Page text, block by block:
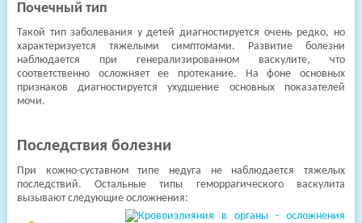
Почечный тип
Такой тип заболевания у детей диагностируется очень редко, но
характеризуется тяжелыми симптомами. Развитие болезни
наблюдается при генерализированном васкулите, что
соответственно осложняет ее протекание. На фоне основных
признаков диагностируется ухудшение основных показателей
мочи.
Последствия болезни
При кожно-суставном типе недуга не наблюдается тяжелых
последствий. Остальные типы геморрагического васкулита
вызывают следующие осложнения: